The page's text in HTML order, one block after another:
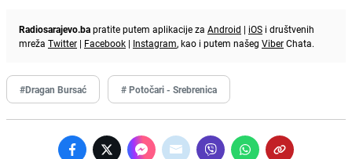
Radiosarajevo.bapratite putem aplikacije za Android | iOS i društvenih
mreža Twitter | Facebook | Instagram, kao i putem našeg ViberChata.
#Dragan Bursać # Potočari - Srebrenica